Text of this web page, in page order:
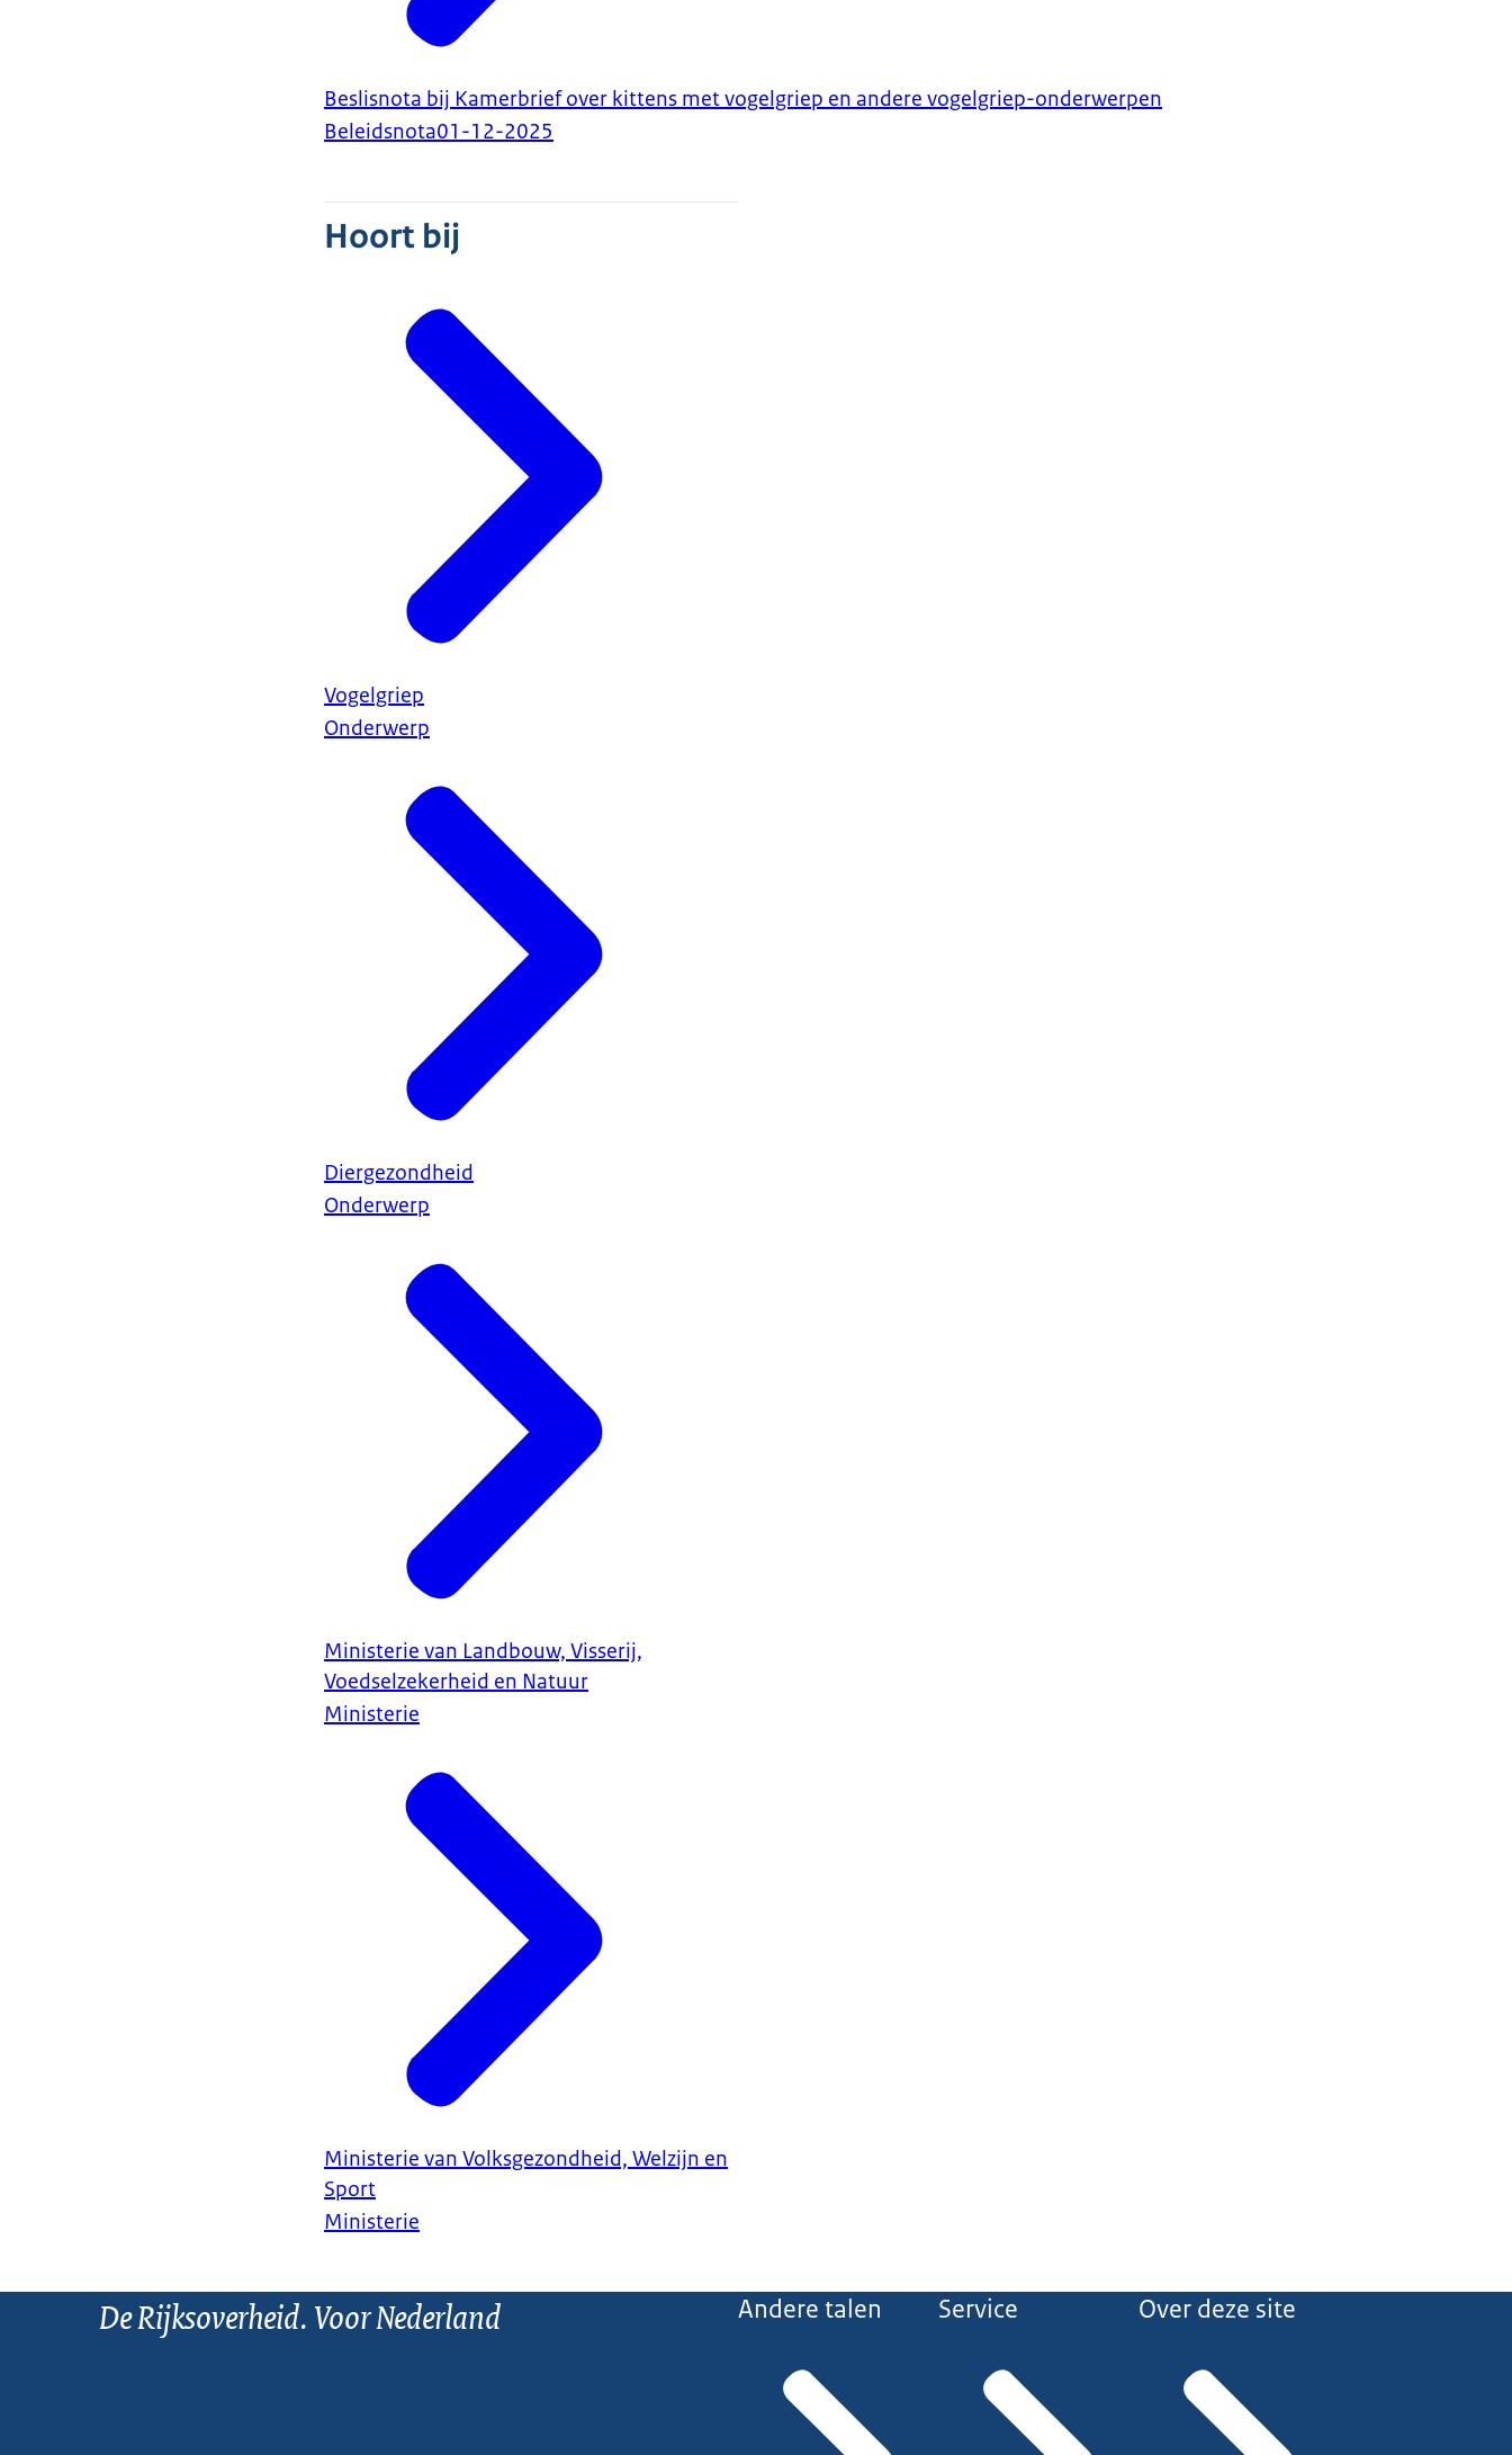
Beslisnota bij Kamerbrief over kittens met vogelgriep en andere vogelgriep-onderwerpen
Beleidsnota01-12-2025
Hoort bij
Vogelgriep
Onderwerp
Diergezondheid
Onderwerp
Ministerie van Landbouw, Visserij,
Voedselzekerheid en Natuur
Ministerie
Ministerie van Volksgezondheid, Welzijn en
Sport
Ministerie
De Rijksoverheid. Voor Nederland Andere talen Service Over deze site